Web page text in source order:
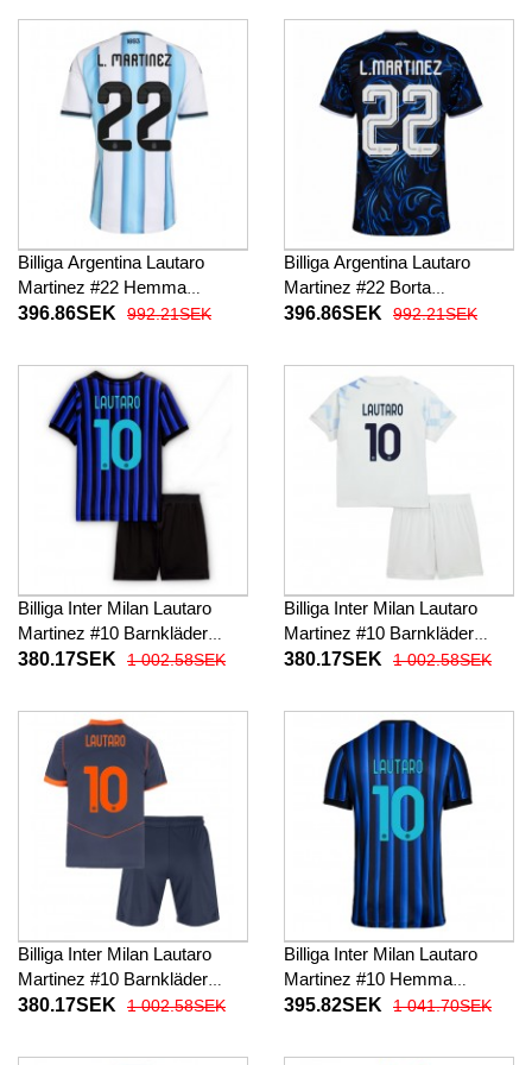
Billiga Argentina Lautaro
Martinez #22 Hemma
fotbollskläder Dam VM 2026
396.86SEK 992.21SEK
Billiga Argentina Lautaro
Martinez #22 Borta
fotbollskläder Dam VM 2026
396.86SEK 992.21SEK
Billiga Inter Milan Lautaro
Martinez #10 Barnkläder
Hemma fotbollskläder till
Korta byxor)
380.17SEK 1 002.58SEK
Billiga Inter Milan Lautaro
Martinez #10 Barnkläder
Borta fotbollskläder till baby
byxor)
380.17SEK 1 002.58SEK
Billiga Inter Milan Lautaro
Martinez #10 Barnkläder
Tredje fotbollskläder till baby
byxor)
380.17SEK 1 002.58SEK
Billiga Inter Milan Lautaro
Martinez #10 Hemma
fotbollskläder 2025-26
395.82SEK 1 041.70SEK